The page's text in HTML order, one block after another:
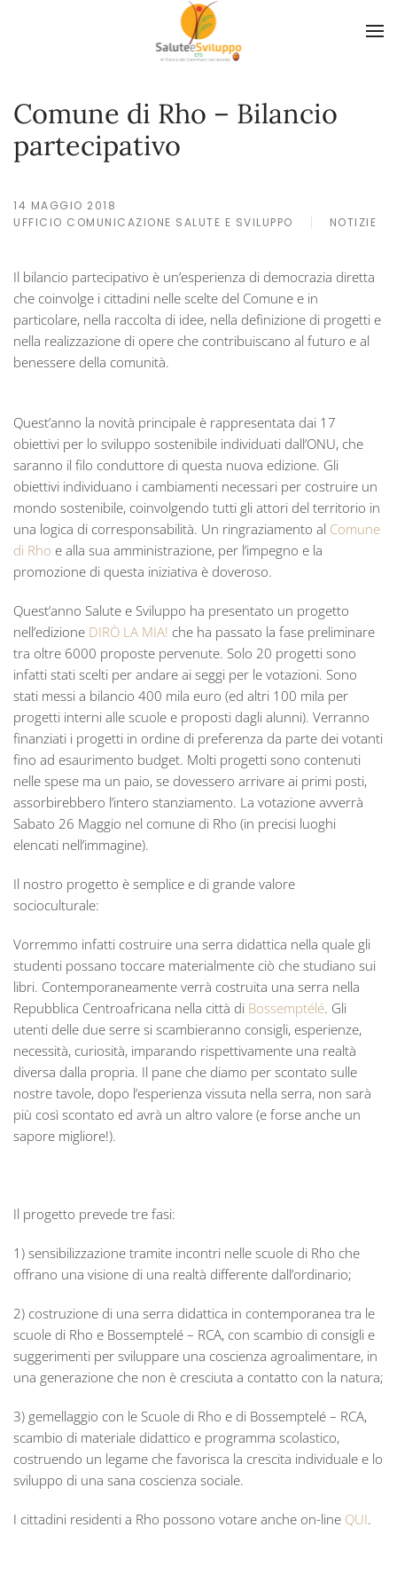
Skip to main content
Comune di Rho – Bilancio
partecipativo
14 MAGGIO 2018
UFFICIO COMUNICAZIONE SALUTE E SVILUPPO
NOTIZIE
Il bilancio partecipativo è un’esperienza di democrazia diretta
che coinvolge i cittadini nelle scelte del Comune e in
particolare, nella raccolta di idee, nella definizione di progetti e
nella realizzazione di opere che contribuiscano al futuro e al
benessere della comunità.
Quest’anno la novità principale è rappresentata dai 17
obiettivi per lo sviluppo sostenibile individuati dall’ONU, che
saranno il filo conduttore di questa nuova edizione. Gli
obiettivi individuano i cambiamenti necessari per costruire un
mondo sostenibile, coinvolgendo tutti gli attori del territorio in
una logica di corresponsabilità. Un ringraziamento al Comune
di Rho e alla sua amministrazione, per l’impegno e la
promozione di questa iniziativa è doveroso.
Quest’anno Salute e Sviluppo ha presentato un progetto
nell’edizione DIRÒ LA MIA! che ha passato la fase preliminare
tra oltre 6000 proposte pervenute. Solo 20 progetti sono
infatti stati scelti per andare ai seggi per le votazioni. Sono
stati messi a bilancio 400 mila euro (ed altri 100 mila per
progetti interni alle scuole e proposti dagli alunni). Verranno
finanziati i progetti in ordine di preferenza da parte dei votanti
fino ad esaurimento budget. Molti progetti sono contenuti
nelle spese ma un paio, se dovessero arrivare ai primi posti,
assorbirebbero l’intero stanziamento. La votazione avverrà
Sabato 26 Maggio nel comune di Rho (in precisi luoghi
elencati nell’immagine).
Il nostro progetto è semplice e di grande valore
socioculturale:
Vorremmo infatti costruire una serra didattica nella quale gli
studenti possano toccare materialmente ciò che studiano sui
libri. Contemporaneamente verrà costruita una serra nella
Repubblica Centroafricana nella città di Bossemptélé. Gli
utenti delle due serre si scambieranno consigli, esperienze,
necessità, curiosità, imparando rispettivamente una realtà
diversa dalla propria. Il pane che diamo per scontato sulle
nostre tavole, dopo l’esperienza vissuta nella serra, non sarà
più così scontato ed avrà un altro valore (e forse anche un
sapore migliore!).
Il progetto prevede tre fasi:
1) sensibilizzazione tramite incontri nelle scuole di Rho che
offrano una visione di una realtà differente dall’ordinario;
2) costruzione di una serra didattica in contemporanea tra le
scuole di Rho e Bossemptelé – RCA, con scambio di consigli e
suggerimenti per sviluppare una coscienza agroalimentare, in
una generazione che non è cresciuta a contatto con la natura;
3) gemellaggio con le Scuole di Rho e di Bossemptelé – RCA,
scambio di materiale didattico e programma scolastico,
costruendo un legame che favorisca la crescita individuale e lo
sviluppo di una sana coscienza sociale.
I cittadini residenti a Rho possono votare anche on-line QUI.